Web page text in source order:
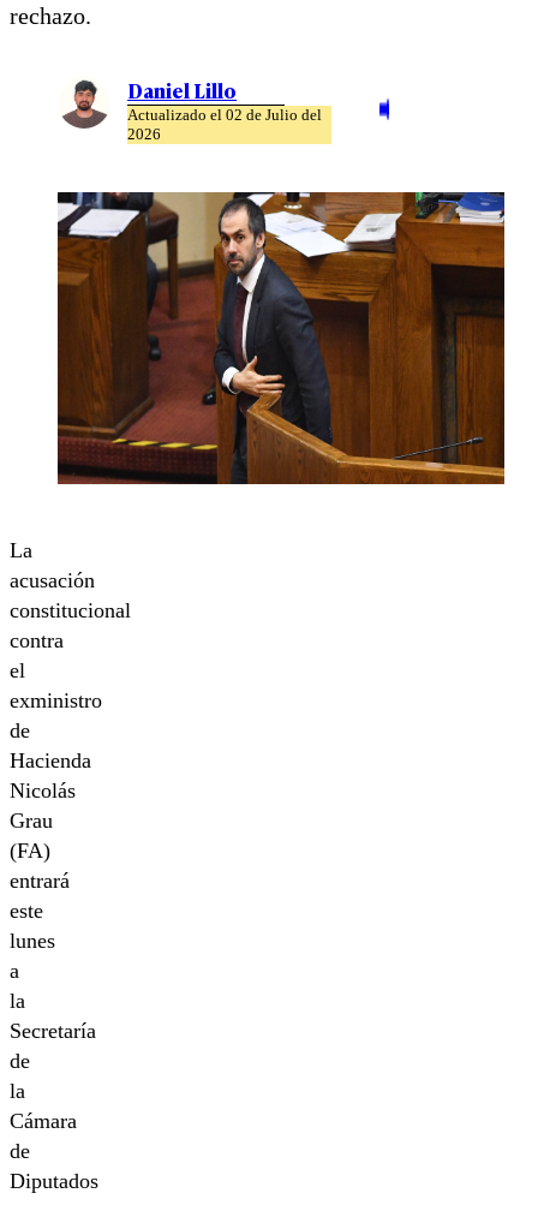
rechazo.
Daniel Lillo
Actualizado el 02 de Julio del
2026
La
acusación
constitucional
contra
el
exministro
de
Hacienda
Nicolás
Grau
(FA)
entrará
este
lunes
a
la
Secretaría
de
la
Cámara
de
Diputados